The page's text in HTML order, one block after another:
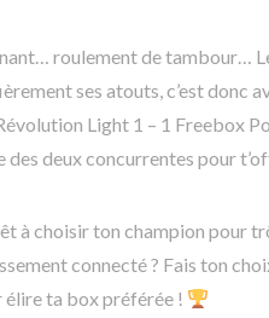
roulement de tambour…
ses atouts, c’est donc
Light 1 – 1 Freebox
des deux concurrentes pour
à choisir ton champion pour
connecté ? Fais ton
élire ta box préférée !